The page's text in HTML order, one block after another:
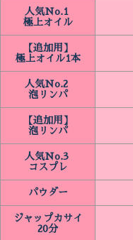
人気No.1
極上オイル
【追加用】
極上オイル1本
人気No.2
泡リンパ
【追加用】
泡リンパ
人気No.3
コスプレ
パウダー
ジャップカサイ
20分